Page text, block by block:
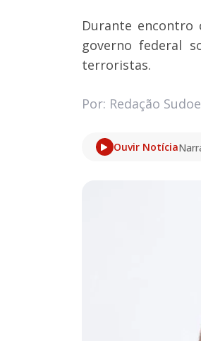
Durante encontro
governo federal
terroristas.
Por: Redação
Ouvir Notícia